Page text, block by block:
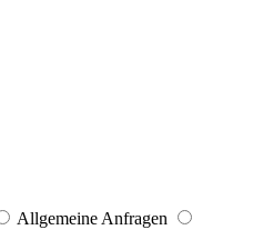
Allgemeine Anfragen